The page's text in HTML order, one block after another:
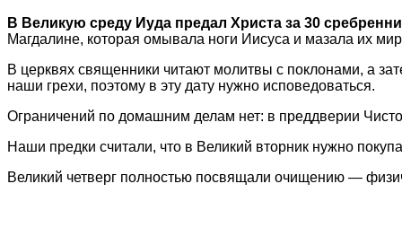
В Великую среду Иуда предал Христа за 30
Магдалине, которая омывала ноги Иисуса и мазала их
В церквях священники читают молитвы с поклонами, а
наши грехи, поэтому в эту дату нужно исповедоваться.
Ограничений по домашним делам нет: в преддверии
Наши предки считали, что в Великий вторник нужно
Великий четверг полностью посвящали очищению —